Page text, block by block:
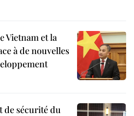
Vietnam et la
à de nouvelles
de sécurité du